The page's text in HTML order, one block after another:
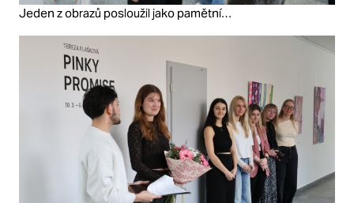
Jeden z obrazů posloužil jako pamětní…